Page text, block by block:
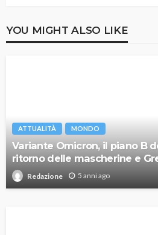
YOU MIGHT ALSO LIKE
ATTUALITÀ MONDO
Variante Omicron, il piano B
ritorno delle mascherine e
Redazione 5 anni ago